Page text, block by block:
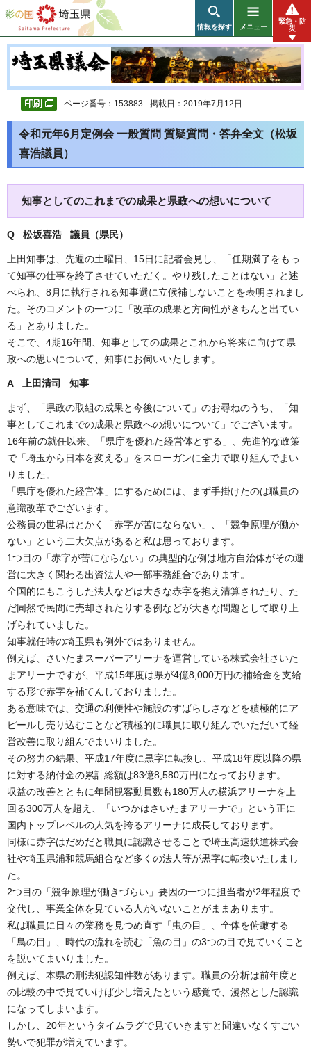
彩の国 埼玉県
情報を探す メニュー
緊急・防
災
ページ番号：153883 掲載日：2019年7月12日
令和元年6月定例会 一般質問 質疑質問・答弁全文（松坂
喜浩議員）
知事としてのこれまでの成果と県政への想いについて
Q 松坂喜浩 議員（県民）
上田知事は、先週の土曜日、15日に記者会見し、「任期満了をもっ
て知事の仕事を終了させていただく。やり残したことはない」と述
べられ、8月に執行される知事選に立候補しないことを表明されまし
た。そのコメントの一つに「改革の成果と方向性がきちんと出てい
る」とありました。
そこで、4期16年間、知事としての成果とこれから将来に向けて県
政への思いについて、知事にお伺いいたします。
A 上田清司 知事
まず、「県政の取組の成果と今後について」のお尋ねのうち、「知
事としてこれまでの成果と県政への想いについて」でございます。
16年前の就任以来、「県庁を優れた経営体とする」、先進的な政策
で「埼玉から日本を変える」をスローガンに全力で取り組んでまい
りました。
「県庁を優れた経営体」にするためには、まず手掛けたのは職員の
意識改革でございます。
公務員の世界はとかく「赤字が苦にならない」、「競争原理が働か
ない」という二大欠点があると私は思っております。
1つ目の「赤字が苦にならない」の典型的な例は地方自治体がその運
営に大きく関わる出資法人や一部事務組合であります。
全国的にもこうした法人などは大きな赤字を抱え清算されたり、た
だ同然で民間に売却されたりする例などが大きな問題として取り上
げられていました。
知事就任時の埼玉県も例外ではありません。
例えば、さいたまスーパーアリーナを運営している株式会社さいた
まアリーナですが、平成15年度は県が4億8,000万円の補給金を支給
する形で赤字を補てんしておりました。
ある意味では、交通の利便性や施設のすばらしさなどを積極的にア
ピールし売り込むことなど積極的に職員に取り組んでいただいて経
営改善に取り組んでまいりました。
その努力の結果、平成17年度に黒字に転換し、平成18年度以降の県
に対する納付金の累計総額は83億8,580万円になっております。
収益の改善とともに年間観客動員数も180万人の横浜アリーナを上
回る300万人を超え、「いつかはさいたまアリーナで」という正に
国内トップレベルの人気を誇るアリーナに成長しております。
同様に赤字はだめだと職員に認識させることで埼玉高速鉄道株式会
社や埼玉県浦和競馬組合など多くの法人等が黒字に転換いたしまし
た。
2つ目の「競争原理が働きづらい」要因の一つに担当者が2年程度で
交代し、事業全体を見ている人がいないことがままあります。
私は職員に日々の業務を見つめ直す「虫の目」、全体を俯瞰する
「鳥の目」、時代の流れを読む「魚の目」の3つの目で見ていくこと
を説いてまいりました。
例えば、本県の刑法犯認知件数があります。職員の分析は前年度と
の比較の中で見ていけば少し増えたという感覚で、漫然とした認識
になってしまいます。
しかし、20年というタイムラグで見ていきますと間違いなくすごい
勢いで犯罪が増えています。